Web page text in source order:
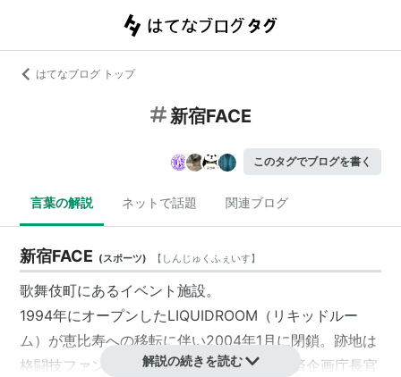
はてなブログ トップ
新宿FACE
このタグでブログを書く
言葉の解説 ネットで話題 関連ブログ
新宿FACE (スポーツ) 【 しんじゅくふぇいす】
歌舞伎町にあるイベント施設。
1994年にオープンしたLIQUIDROOM（リキッドルー
ム）が恵比寿への移転に伴い2004年1月に閉鎖。跡地は
格闘技ファンとして知られる堺屋太一元経済企画庁長官
解説の続きを読む